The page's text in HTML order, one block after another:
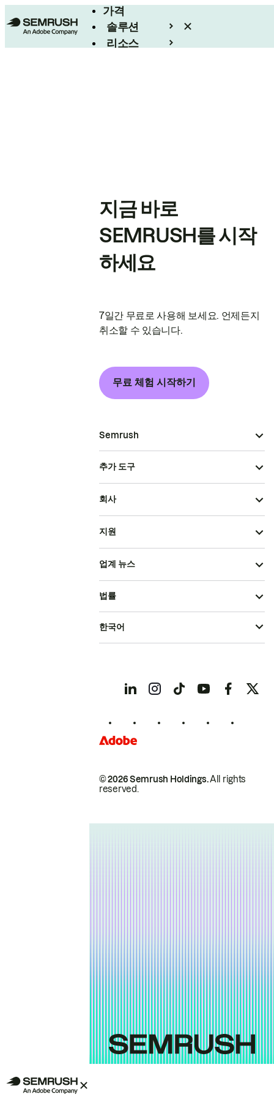
가격
솔루션
리소스
지금 바로
SEMRUSH를 시작
하세요
7일간 무료로 사용해 보세요. 언제든지
취소할 수 있습니다.
무료 체험 시작하기
Semrush
추가 도구
회사
지원
업계 뉴스
© 2026 Semrush Holdings.All rights
reserved.
법률
한국어